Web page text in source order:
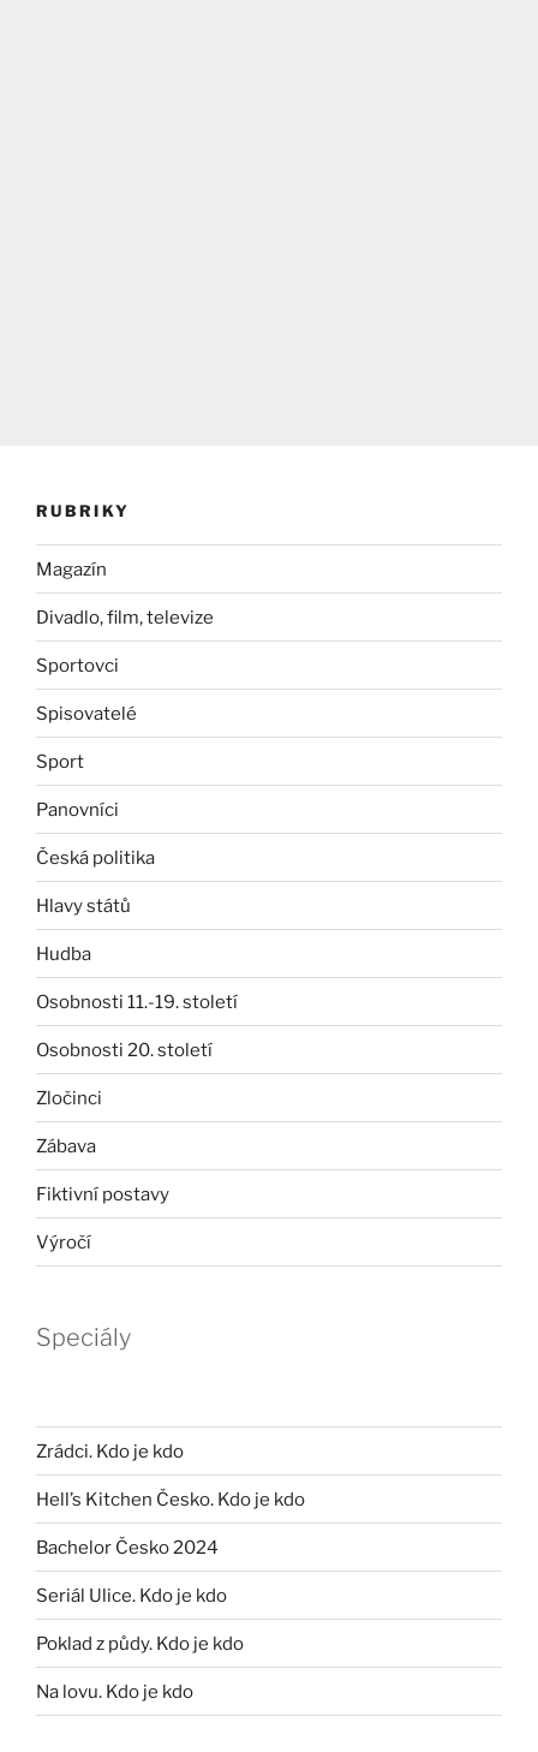
RUBRIKY
Magazín
Divadlo, film, televize
Sportovci
Spisovatelé
Sport
Panovníci
Česká politika
Hlavy států
Hudba
Osobnosti 11.-19. století
Osobnosti 20. století
Zločinci
Zábava
Fiktivní postavy
Výročí
Speciály
Zrádci. Kdo je kdo
Hell’s Kitchen Česko. Kdo je kdo
Bachelor Česko 2024
Seriál Ulice. Kdo je kdo
Poklad z půdy. Kdo je kdo
Na lovu. Kdo je kdo